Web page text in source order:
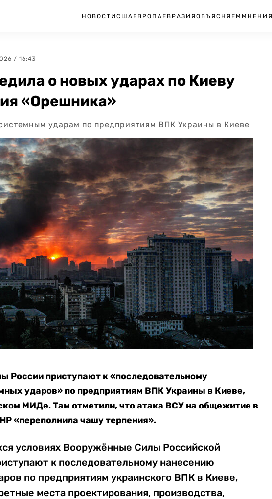
НОВОСТИ США ЕВРОПА ЕВРАЗИЯ ОБЪЯСНЯЕМ МНЕНИЯ
/ 16:43
о новых ударах по Киеву
«Орешника»
ударам по предприятиям ВПК Украины в Киеве
России приступают к «последовательному
ударов» по предприятиям ВПК Украины в Киеве,
МИДе. Там отметили, что атака ВСУ на общежитие в
«переполнила чашу терпения».
условиях Вооружённые Силы Российской
к последовательному нанесению
по предприятиям украинского ВПК в Киеве,
места проектирования, производства,